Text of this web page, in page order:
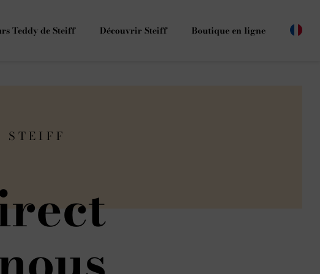
Teddy de Steiff Découvrir Steiff Boutique en ligne
STEIFF